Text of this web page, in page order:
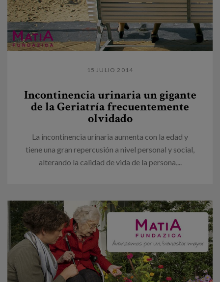
15 JULIO 2014
Incontinencia urinaria un gigante
de la Geriatría frecuentemente
olvidado
La incontinencia urinaria aumenta con la edad y
tiene una gran repercusión a nivel personal y social,
alterando la calidad de vida de la persona,...